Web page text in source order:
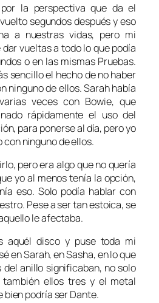
la perspectiva que da el
segundos después y eso
a nuestras vidas, pero mi
vueltas a todo lo que podía
o en las mismas Pruebas.
sencillo el hecho de no haber
ninguno de ellos. Sarah había
veces con Bowie, que
rápidamente el uso del
para ponerse al día, pero yo
ninguno de ellos.
pero era algo que no quería
yo al menos tenía la opción,
eso. Solo podía hablar con
Pese a ser tan estoica, se
le afectaba.
aquél disco y puse toda mi
en Sarah, en Sasha, en lo que
anillo significaban, no solo
ellos tres y el metal
bien podría ser Dante.